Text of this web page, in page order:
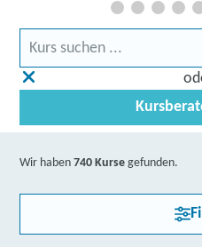
Wir haben740 Kurse gefunden.